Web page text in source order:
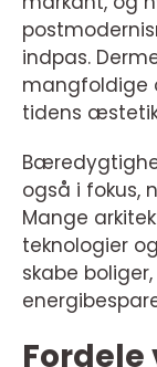
indpas.
mangfoldige
tidens
også i fokus,
Mange
teknologier
skabe